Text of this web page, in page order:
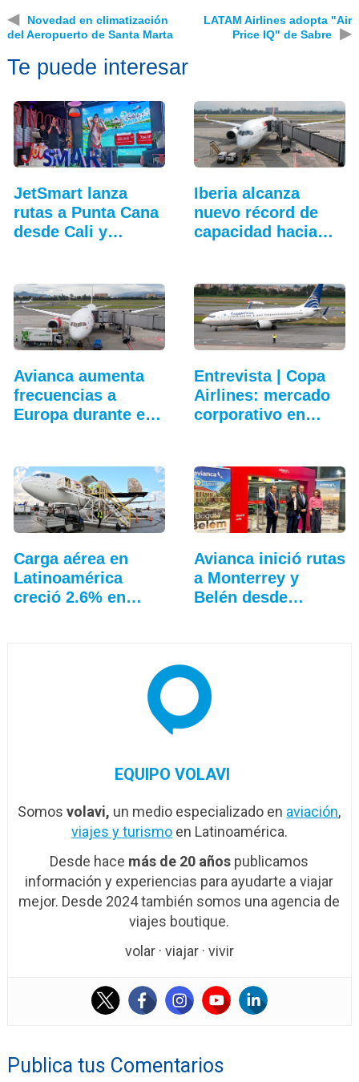
◀
Novedad en climatización
del Aeropuerto de Santa Marta
LATAM Airlines adopta "Air
Price IQ" de Sabre
▶
Te puede interesar
JetSmart lanza
rutas a Punta Cana
desde Cali y
Iberia alcanza
nuevo récord de
capacidad hacia
Avianca aumenta
frecuencias a
Europa durante el
Entrevista | Copa
Airlines: mercado
corporativo en…
Carga aérea en
Latinoamérica
creció 2.6% en
Avianca inició rutas
a Monterrey y
Belén desde
EQUIPO VOLAVI
Somosvolavi, un medio especializado en aviación,
viajes y turismoen Latinoamérica.
Desde hace más de 20 años publicamos
información y experiencias para ayudarte a viajar
mejor. Desde 2024 también somos una agencia de
viajes boutique.
volar · viajar · vivir
Publica tus Comentarios